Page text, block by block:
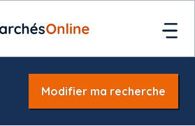
Modifier ma recherche